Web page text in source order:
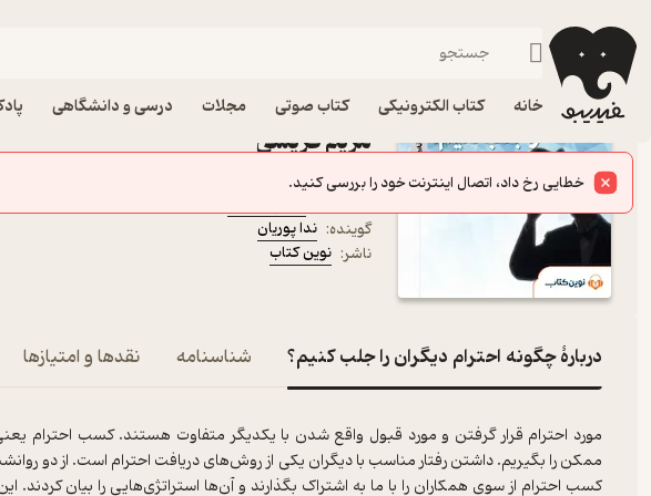
خانه کتاب الکترونیکی کتاب صوتی مجلات درسی و دانشگاهی
فیدیبو کتاب صوتی
کتاب صوتی چگونه احترام دیگران را جلب
مریم قریشی
کتاب صوتی
گوینده: ندا پوریان
ناشر: نوین کتاب
دربارۀ چگونه احترام دیگران را جلب کنیم؟ شناسنامه نقدها و امتیازها
مورد احترام قرار گرفتن و مورد قبول واقع شدن با یکدیگر متفاوت هستند. کسب احترام
ممکن را بگیریم. داشتن رفتار مناسب با دیگران یکی از روش‌های دریافت احترام است. از دو
کسب احترام از سوی همکاران را با ما به اشتراک بگذارند و آن‌ها استراتژی‌هایی را بیان کردند.